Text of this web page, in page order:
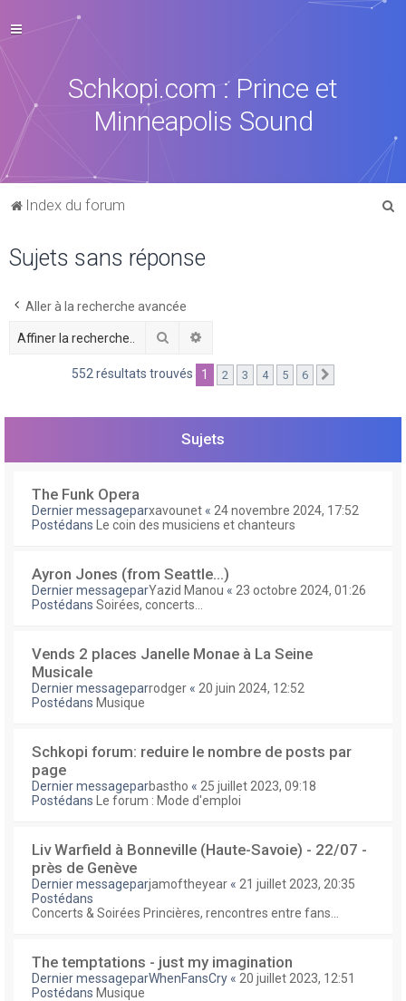
Schkopi.com : Prince et
Minneapolis Sound
Index du forum
Sujets sans réponse
Aller à la recherche avancée
Rechercher
552 résultats trouvés 1 2 3 4 5 6
Sujets
The Funk Opera
Dernier messageparxavounet « 24 novembre 2024, 17:52
Postédans
Le coin des musiciens et chanteurs
Ayron Jones (from Seattle...)
Dernier messageparYazid Manou « 23 octobre 2024, 01:26
Postédans Soirées, concerts...
Vends 2 places Janelle Monae à La Seine
Musicale
Dernier messageparrodger « 20 juin 2024, 12:52
Postédans Musique
Schkopi forum: reduire le nombre de posts par
page
Dernier messageparbastho « 25 juillet 2023, 09:18
Postédans
Le forum : Mode d'emploi
Liv Warfield à Bonneville (Haute-Savoie) - 22/07 -
près de Genève
Dernier messageparjamoftheyear « 21 juillet 2023, 20:35
Postédans
Concerts & Soirées Princières, rencontres entre fans...
The temptations - just my imagination
Dernier messageparWhenFansCry « 20 juillet 2023, 12:51
Postédans Musique